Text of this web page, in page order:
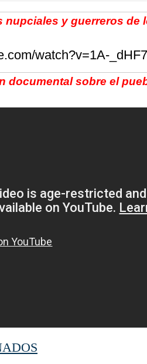
nupciales y guerreros de
watch?v=1A-
documental sobre el